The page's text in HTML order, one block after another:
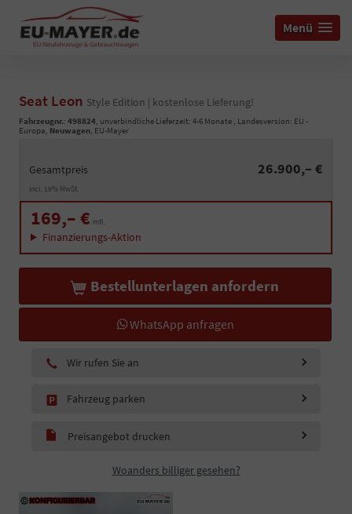
Menü
Seat Leon Style Edition | kostenlose Lieferung!
Fahrzeugnr.: 498824, unverbindliche Lieferzeit: 4-6 Monate , Landesversion: EU -
Europa, Neuwagen, EU-Mayer
Gesamtpreis 26.900,– €
incl. 19% MwSt.
169,– € mtl.
Finanzierungs-Aktion
WhatsApp anfragen
Bestellunterlagen anfordern
Wir rufen Sie an
Fahrzeug parken
Preisangebot drucken
Woanders billiger gesehen?